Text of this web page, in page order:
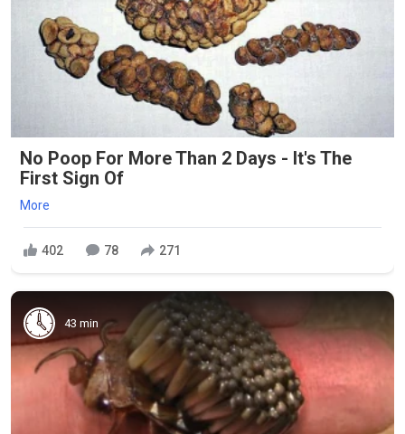
No Poop For More Than 2 Days - It's The
First Sign Of
More
402 78 271
43 min